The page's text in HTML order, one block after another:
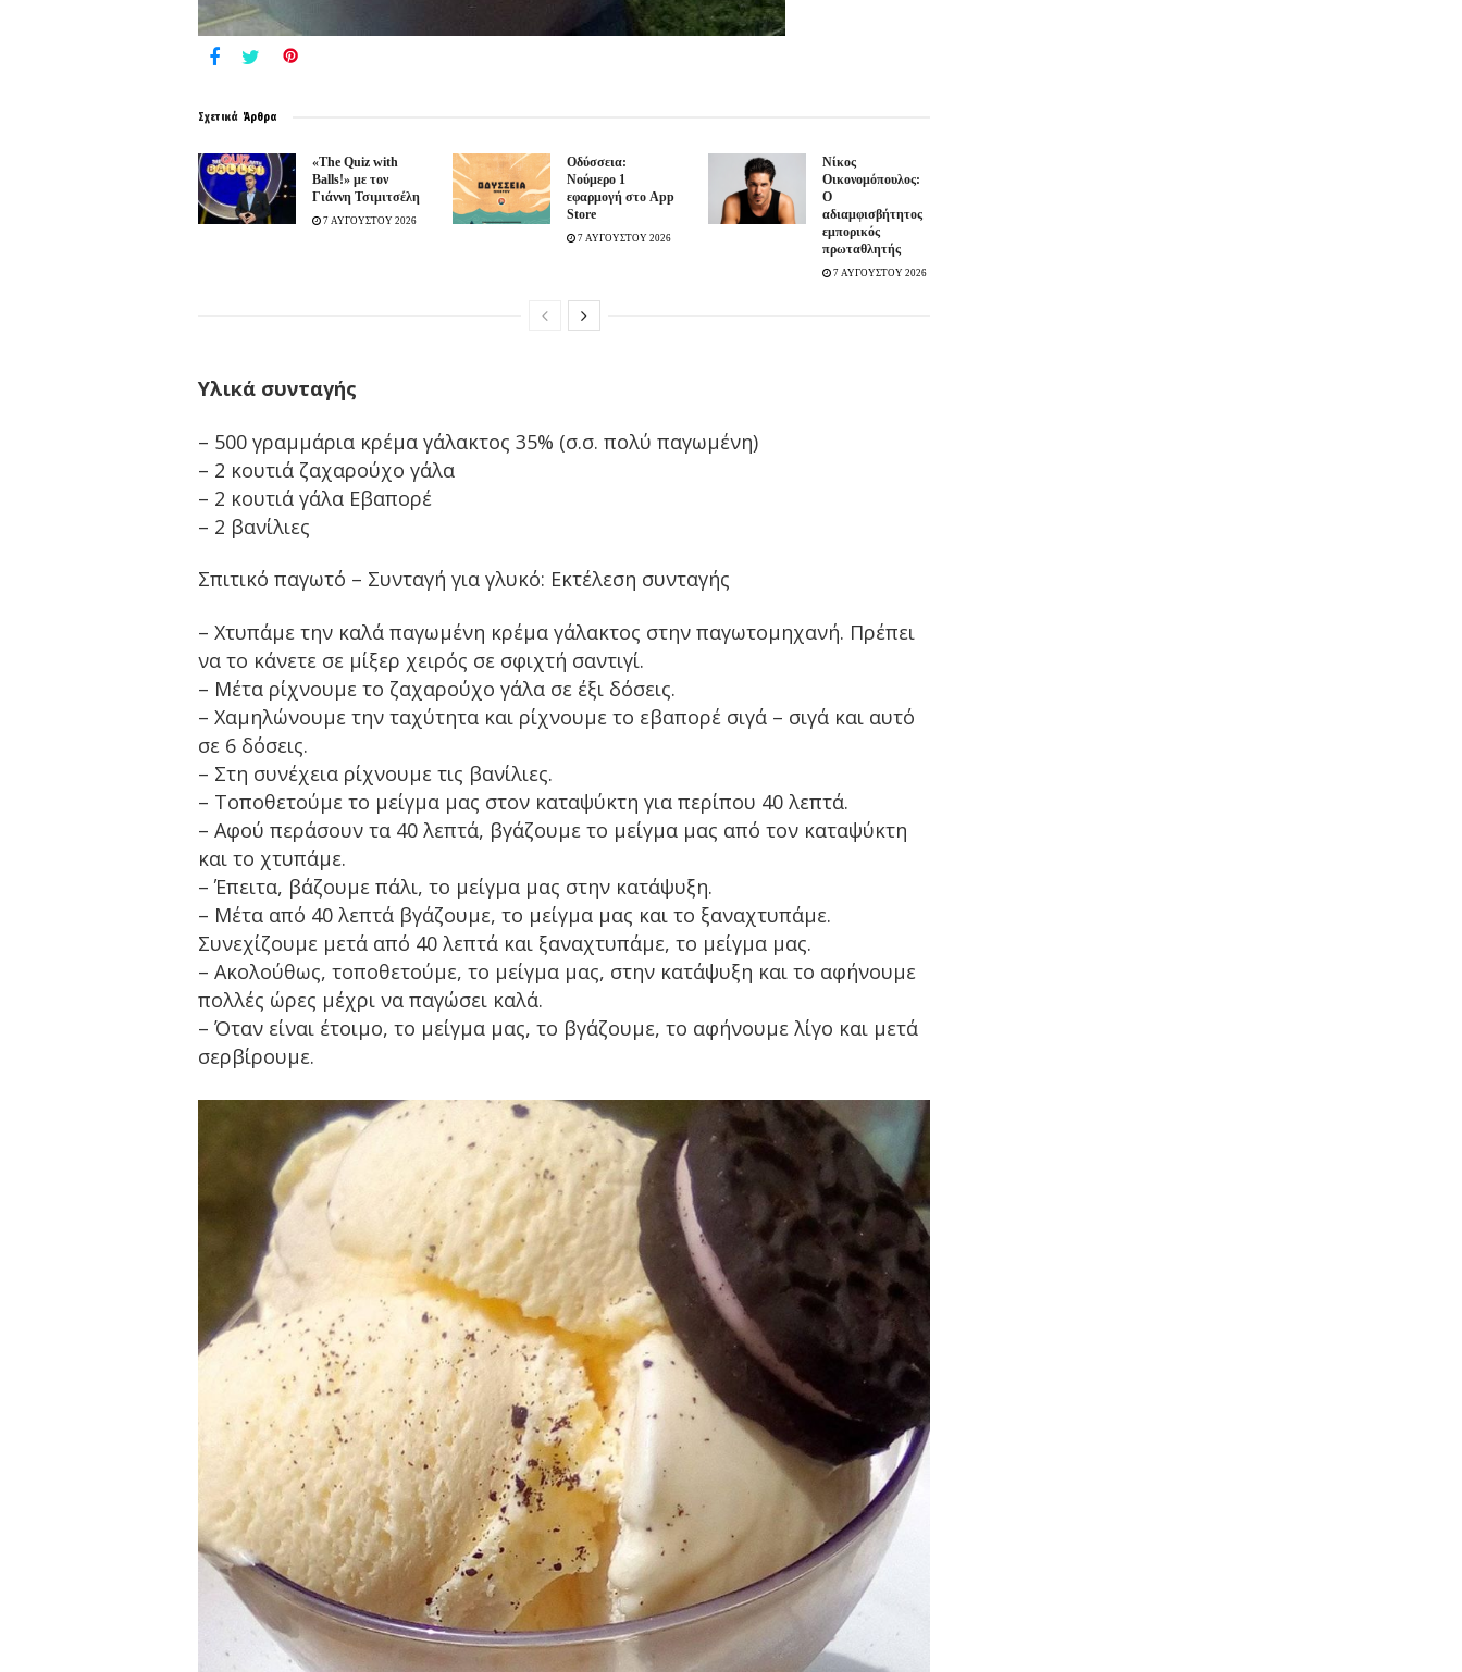
Σχετικά Άρθρα
«The Quiz with
Balls!» με τον
Γιάννη Τσιμιτσέλη
7 ΑΥΓΟΥΣΤΟΥ 2026
Οδύσσεια:
Νούμερο 1
εφαρμογή στο App
Store
7 ΑΥΓΟΥΣΤΟΥ 2026
Νίκος
Οικονομόπουλος:
Ο
αδιαμφισβήτητος
εμπορικός
πρωταθλητής
7 ΑΥΓΟΥΣΤΟΥ 2026
Υλικά συνταγής
– 500 γραμμάρια κρέμα γάλακτος 35% (σ.σ. πολύ παγωμένη)
– 2 κουτιά ζαχαρούχο γάλα
– 2 κουτιά γάλα Εβαπορέ
– 2 βανίλιες
Σπιτικό παγωτό – Συνταγή για γλυκό: Εκτέλεση συνταγής
– Χτυπάμε την καλά παγωμένη κρέμα γάλακτος στην παγωτομηχανή. Πρέπει
να το κάνετε σε μίξερ χειρός σε σφιχτή σαντιγί.
– Μέτα ρίχνουμε το ζαχαρούχο γάλα σε έξι δόσεις.
– Χαμηλώνουμε την ταχύτητα και ρίχνουμε το εβαπορέ σιγά – σιγά και αυτό
σε 6 δόσεις.
– Στη συνέχεια ρίχνουμε τις βανίλιες.
– Τοποθετούμε το μείγμα μας στον καταψύκτη για περίπου 40 λεπτά.
– Αφού περάσουν τα 40 λεπτά, βγάζουμε το μείγμα μας από τον καταψύκτη
και το χτυπάμε.
– Έπειτα, βάζουμε πάλι, το μείγμα μας στην κατάψυξη.
– Μέτα από 40 λεπτά βγάζουμε, το μείγμα μας και το ξαναχτυπάμε.
Συνεχίζουμε μετά από 40 λεπτά και ξαναχτυπάμε, το μείγμα μας.
– Ακολούθως, τοποθετούμε, το μείγμα μας, στην κατάψυξη και το αφήνουμε
πολλές ώρες μέχρι να παγώσει καλά.
– Όταν είναι έτοιμο, το μείγμα μας, το βγάζουμε, το αφήνουμε λίγο και μετά
σερβίρουμε.